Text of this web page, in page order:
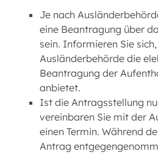
Je nach
eine Beantragung über
sein. Informieren Sie
Ausländerbehörde die
Beantragung der
anbietet.
Ist die Antragsstellung
vereinbaren Sie mit der
einen Termin. Während
Antrag